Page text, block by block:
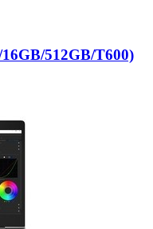
512GB/T600)